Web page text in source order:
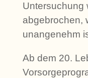
Untersuchung
abgebrochen,
unangenehm
Ab dem 20.